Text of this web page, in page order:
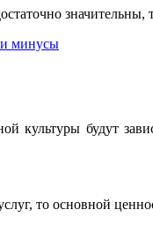
культуры будут
то основной